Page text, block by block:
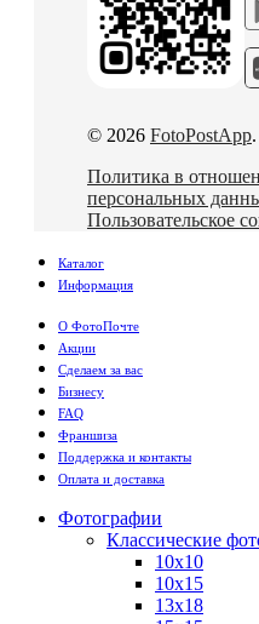
© 2026 FotoPostApp
Политика в
персональных
Пользовательское
Каталог
Информация
О ФотоПочте
Акции
Сделаем за вас
Бизнесу
FAQ
Франшиза
Поддержка и контакты
Оплата и доставка
Фотографии
Классические
10х10
10х15
13х18